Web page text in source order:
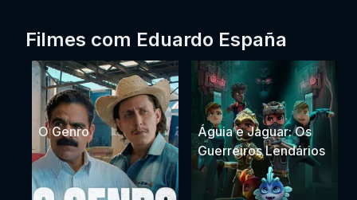
Filmes com Eduardo España
O Genro
Águia e Jaguar: Os
Guerreiros Lendários